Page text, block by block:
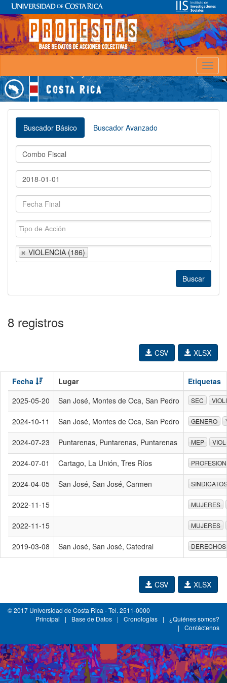
Buscador Básico Buscador Avanzado
VIOLENCIA (186)
8 registros
XLSX
CSV
Fecha Lugar
Etiquetas
2025-05-20
San José, Montes de Oca, San Pedro SEC
2024-10-11 San José, Montes de Oca, San Pedro GENERO
2024-07-23 Puntarenas, Puntarenas, Puntarenas MEP
2024-07-01 Cartago, La Unión, Tres Ríos
2024-04-05 San José, San José, Carmen SINDICATOS
2022-11-15 MUJERES
2022-11-15 MUJERES
2019-03-08 San José, San José, Catedral
XLSX
CSV
© 2017 Universidad de Costa Rica - Tel. 2511-0000
Principal
| Base de Datos | Cronologías |
¿Quiénes somos?
|
Contáctenos